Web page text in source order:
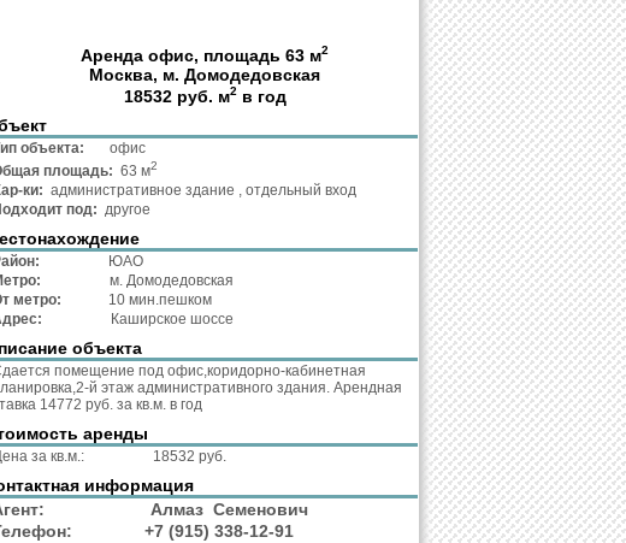
Аренда офис, площадь 63 м2
Москва, м. Домодедовская
18532 руб. м2в год
объекта:
офис
площадь: 63 м2
ки: административное здание , отдельный вход
под: другое
ЮАО
м. Домодедовская
метро:
10 мин.пешком
Каширское шоссе
объекта
помещение под офис,коридорно-кабинетная
й этаж административного здания. Арендная
14772 руб. за кв.м. в год
аренды
за кв.м.: 18532 руб.
информация
Алмаз Семенович
+7 (915) 338-12-91